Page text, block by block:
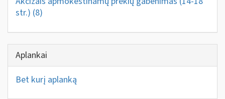
str.) (8)
Aplankai
Bet kurį aplanką